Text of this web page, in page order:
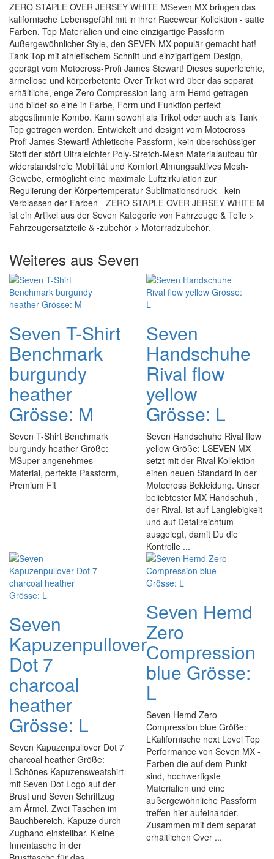
ZERO STAPLE OVER JERSEY WHITE MSeven MX bringen das
kalifornische Lebensgefühl mit in ihrer Racewear Kollektion - satte
Farben, Top Materialien und eine einzigartige Passform
Außergewöhnlicher Style, den SEVEN MX populär gemacht hat!
Tank Top mit athletischem Schnitt und einzigartigem Design,
geprägt vom Motocross-Profi James Stewart! Dieses superleichte,
ärmellose und körperbetonte Over Trikot wird über das separat
erhältliche, enge Zero Compression lang-arm Hemd getragen
und bildet so eine in Farbe, Form und Funktion perfekt
abgestimmte Kombo. Kann sowohl als Trikot oder auch als Tank
Top getragen werden. Entwickelt und designt vom Motocross
Profi James Stewart! Athletische Passform, kein überschüssiger
Stoff der stört Ultraleichter Poly-Stretch-Mesh Materialaufbau für
widerstandsfreie Mobilität und Komfort Atmungsaktives Mesh-
Gewebe, ermöglicht eine maximale Luftzirkulation zur
Regulierung der Körpertemperatur Sublimationsdruck - kein
Verblassen der Farben - ZERO STAPLE OVER JERSEY WHITE M
ist ein Artikel aus der Seven Kategorie von Fahrzeuge & Teile >
Fahrzeugersatzteile & -zubehör > Motorradzubehör.
Weiteres aus Seven
Seven T-Shirt
Benchmark
burgundy
heather
Grösse: M
Seven T-Shirt Benchmark
burgundy heather Größe:
MSuper angenehmes
Material, perfekte Passform,
Premium Fit
Seven
Handschuhe
Rival flow
yellow
Grösse: L
Seven Handschuhe Rival flow
yellow Größe: LSEVEN MX
setzt mit der Rival Kollektion
einen neuen Standard in der
Motocross Bekleidung. Unser
beliebtester MX Handschuh ,
der Rival, ist auf Langlebigkeit
und auf Detailreichtum
ausgelegt, damit Du die
Kontrolle ...
Seven
Kapuzenpullover
Dot 7
charcoal
heather
Grösse: L
Seven Kapuzenpullover Dot 7
charcoal heather Größe:
LSchönes Kapuzensweatshirt
mit Seven Dot Logo auf der
Brust und Seven Schriftzug
am Ärmel. Zwei Taschen im
Bauchbereich. Kapuze durch
Zugband einstellbar. Kleine
Innentasche in der
Seven Hemd
Zero
Compression
blue Grösse:
L
Seven Hemd Zero
Compression blue Größe:
LKalifornische next Level Top
Performance von Seven MX -
Farben die auf dem Punkt
sind, hochwertigste
Materialien und eine
außergewöhnliche Passform
treffen hier aufeinander.
Zusammen mit dem separat
erhältlichen Over ...